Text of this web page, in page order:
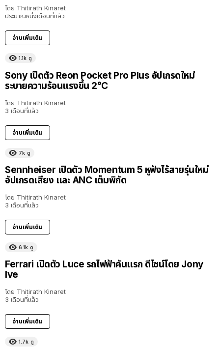
โดย Thitirath Kinaret
ประมาณหนึ่งเดือนที่แล้ว
อ่านเพิ่มเติม
1.1k ดู
Sony เปิดตัว Reon Pocket Pro Plus อัปเกรดใหม่
ระบายความร้อนแรงขึ้น 2°C
โดย Thitirath Kinaret
3 เดือนที่แล้ว
อ่านเพิ่มเติม
7k ดู
Sennheiser เปิดตัว Momentum 5 หูฟังไร้สายรุ่นใหม่
อัปเกรดเสียง และ ANC เต็มพิกัด
โดย Thitirath Kinaret
3 เดือนที่แล้ว
อ่านเพิ่มเติม
6.1k ดู
Ferrari เปิดตัว Luce รถไฟฟ้าคันแรก ดีไซน์โดย Jony
Ive
โดย Thitirath Kinaret
3 เดือนที่แล้ว
อ่านเพิ่มเติม
1.7k ดู